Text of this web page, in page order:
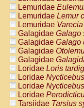
Lemuridae
Lemuridae Lemur
Lemuridae
Galagidae Galago
Galagidae Galago
Galagidae
Galagidae
Loridae Loris
Loridae
Loridae
Loridae
Tarsiidae Tarsius